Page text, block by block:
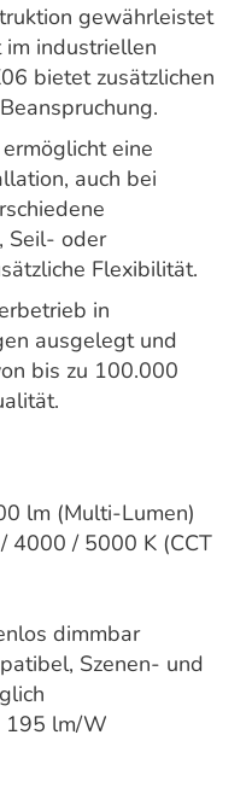
gewährleistet
industriellen
bietet zusätzlichen
eine
auch bei
Seil- oder
Flexibilität.
in
ausgelegt und
bis zu 100.000
lm (Multi-Lumen)
4000 / 5000 K (CCT
dimmbar
Szenen- und
195 lm/W